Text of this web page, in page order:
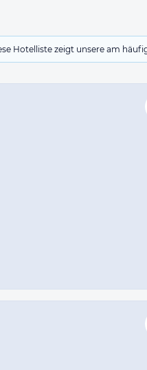
Hotelliste zeigt unsere am